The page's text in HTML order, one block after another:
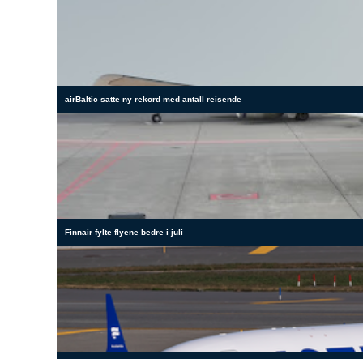
airBaltic satte ny rekord med antall reisende
Finnair fylte flyene bedre i juli